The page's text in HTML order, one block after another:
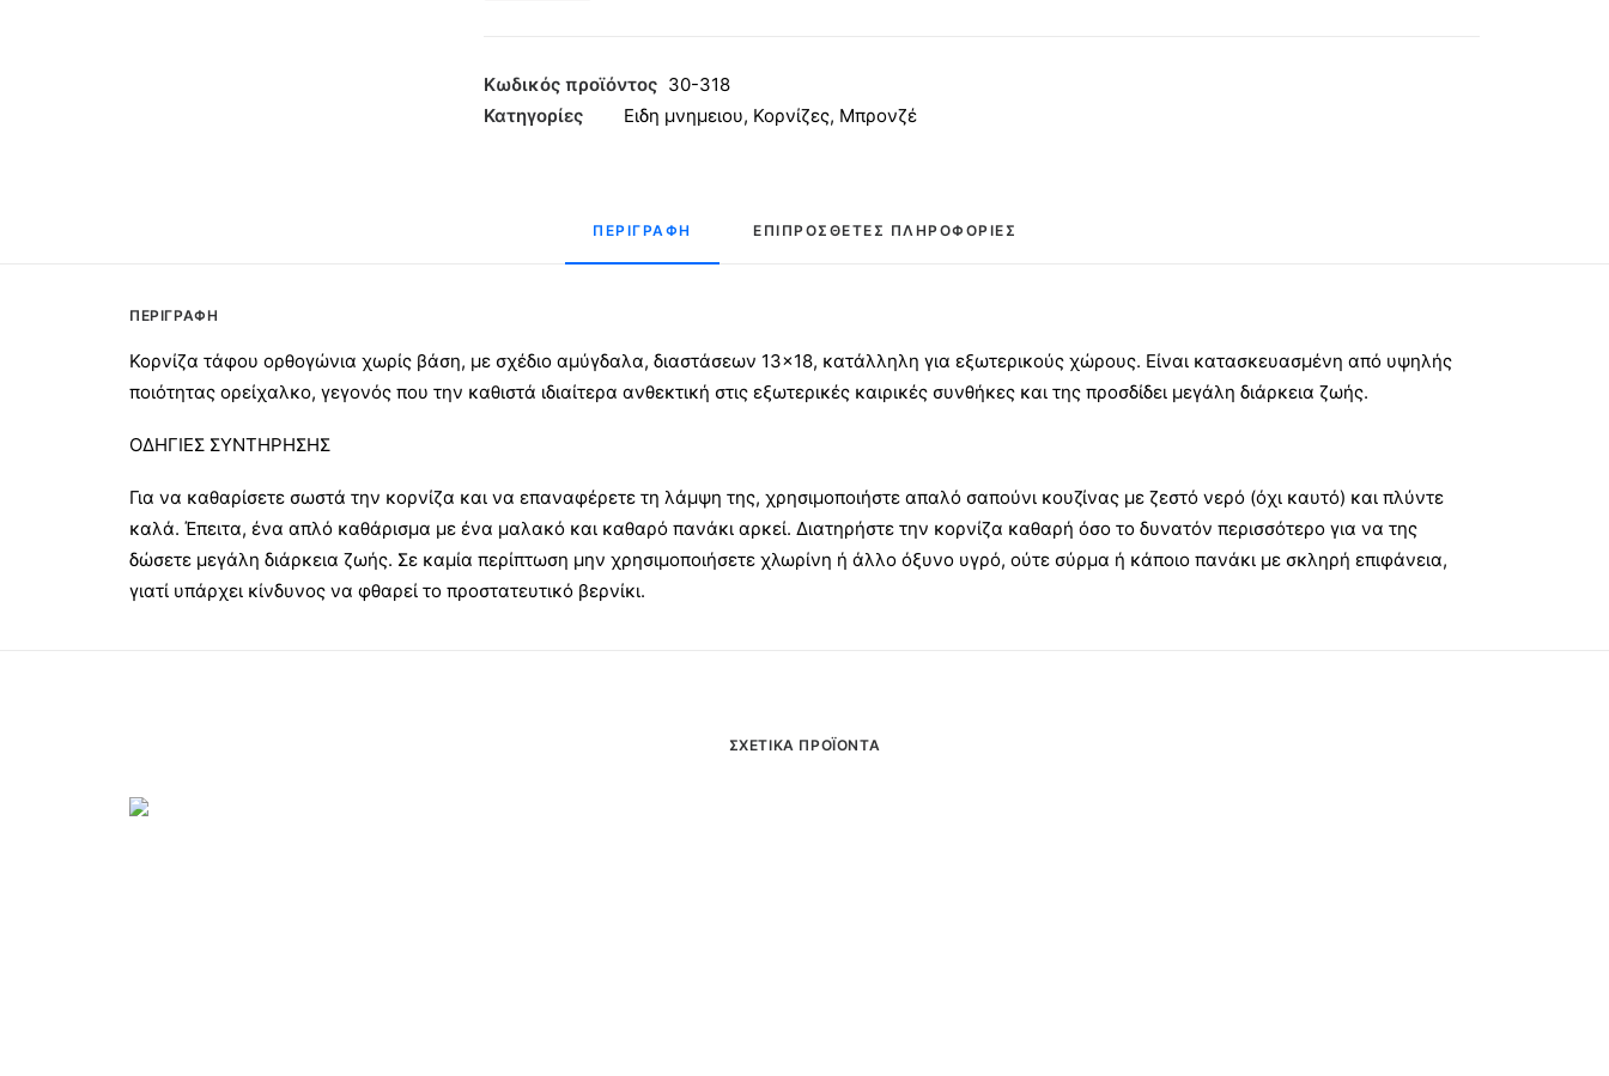
Βάση
Αμύγδαλα
Κωδικός προϊόντος 30-318
Κατηγορίες
Ειδη μνημειου, Κορνίζες, Μπρονζέ
ΠΕΡΙΓΡΑΦΉ ΕΠΙΠΡΌΣΘΕΤΕΣ ΠΛΗΡΟΦΟΡΊΕΣ
ΠΕΡΙΓΡΑΦΉ
Κορνίζα τάφου ορθογώνια χωρίς βάση, με σχέδιο αμύγδαλα, διαστάσεων 13×18, κατάλληλη για εξωτερικούς χώρους. Είναι κατασκευασμένη από υψηλής
ποιότητας ορείχαλκο, γεγονός που την καθιστά ιδιαίτερα ανθεκτική στις εξωτερικές καιρικές συνθήκες και της προσδίδει μεγάλη διάρκεια ζωής.
ΟΔΗΓΙΕΣ ΣΥΝΤΗΡΗΣΗΣ
Για να καθαρίσετε σωστά την κορνίζα και να επαναφέρετε τη λάμψη της, χρησιμοποιήστε απαλό σαπούνι κουζίνας με ζεστό νερό (όχι καυτό) και πλύντε
καλά. Έπειτα, ένα απλό καθάρισμα με ένα μαλακό και καθαρό πανάκι αρκεί. Διατηρήστε την κορνίζα καθαρή όσο το δυνατόν περισσότερο για να της
δώσετε μεγάλη διάρκεια ζωής. Σε καμία περίπτωση μην χρησιμοποιήσετε χλωρίνη ή άλλο όξυνο υγρό, ούτε σύρμα ή κάποιο πανάκι με σκληρή επιφάνεια,
γιατί υπάρχει κίνδυνος να φθαρεί το προστατευτικό βερνίκι.
ΣΧΕΤΙΚΆ ΠΡΟΪΌΝΤΑ